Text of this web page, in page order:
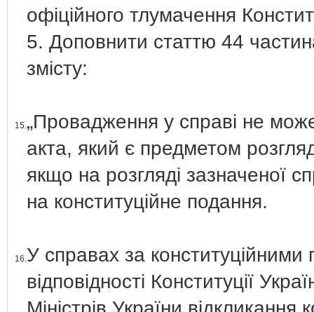
офіційного тлумачення
5. Доповнити статтю 44
змісту:
15.„Провадження у справі не
акта, який є предметом
якщо на розгляді зазначеної
на конституційне подання.
16.У справах за
відповідності Конституції